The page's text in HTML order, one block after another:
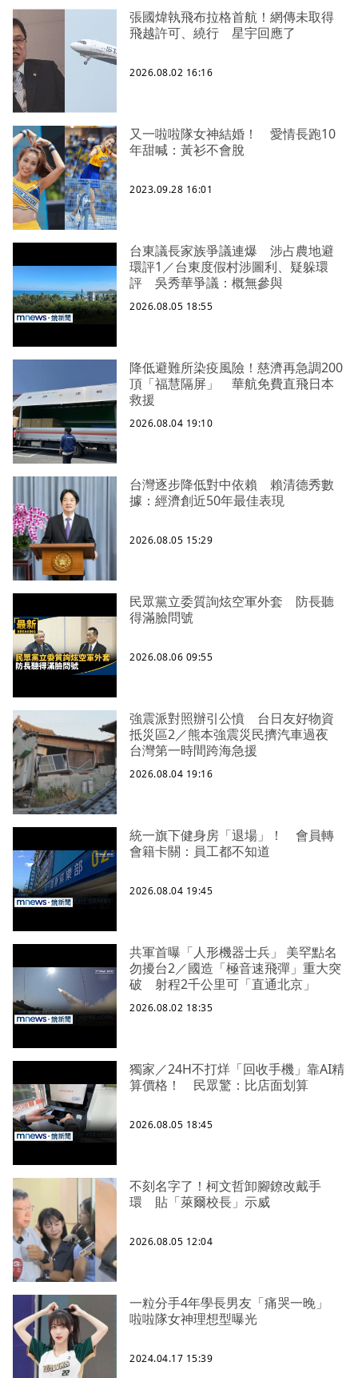
張國煒執飛布拉格首航！網傳未取得
飛越許可、繞行 星宇回應了
2026.08.02 16:16
又一啦啦隊女神結婚！ 愛情長跑10
年甜喊：黃衫不會脫
2023.09.28 16:01
台東議長家族爭議連爆 涉占農地避
環評1／台東度假村涉圖利、疑躲環
評 吳秀華爭議：概無參與
2026.08.05 18:55
降低避難所染疫風險！慈濟再急調200
頂「福慧隔屏」 華航免費直飛日本
救援
2026.08.04 19:10
台灣逐步降低對中依賴 賴清德秀數
據：經濟創近50年最佳表現
2026.08.05 15:29
民眾黨立委質詢炫空軍外套 防長聽
得滿臉問號
2026.08.06 09:55
強震派對照辦引公憤 台日友好物資
抵災區2／熊本強震災民擠汽車過夜
台灣第一時間跨海急援
2026.08.04 19:16
統一旗下健身房「退場」！ 會員轉
會籍卡關：員工都不知道
2026.08.04 19:45
共軍首曝「人形機器士兵」 美罕點名
勿擾台2／國造「極音速飛彈」重大突
破 射程2千公里可「直通北京」
2026.08.02 18:35
獨家／24H不打烊「回收手機」靠AI精
算價格！ 民眾驚：比店面划算
2026.08.05 18:45
不刻名字了！柯文哲卸腳鐐改戴手
環 貼「萊爾校長」示威
2026.08.05 12:04
一粒分手4年學長男友「痛哭一晚」
啦啦隊女神理想型曝光
2024.04.17 15:39